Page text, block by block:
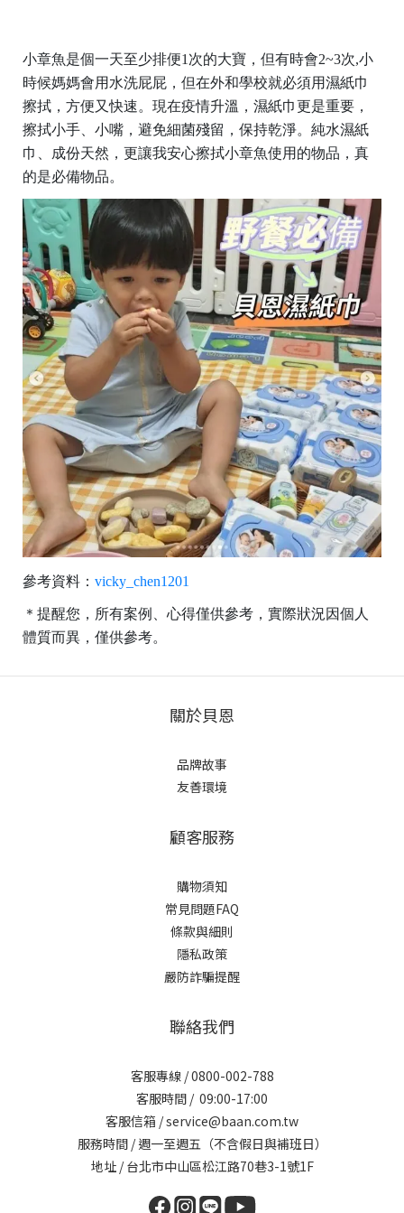
小章魚是個一天至少排便1次的大寶，但有時會2~3次,小
時候媽媽會用水洗屁屁，但在外和學校就必須用濕紙巾
擦拭，方便又快速。現在疫情升溫，濕紙巾更是重要，
擦拭小手、小嘴，避免細菌殘留，保持乾淨。純水濕紙
巾、成份天然，更讓我安心擦拭小章魚使用的物品，真
的是必備物品。
參考資料： vicky_chen1201
＊提醒您，所有案例、心得僅供參考，實際狀況因個人
體質而異，僅供參考。
關於貝恩
品牌故事
友善環境
顧客服務
購物須知
常見問題FAQ
條款與細則
隱私政策
嚴防詐騙提醒
聯絡我們
客服專線 / 0800-002-788
客服時間 / 09:00-17:00
客服信箱 / service@baan.com.tw
服務時間 / 週一至週五（不含假日與補班日）
地址 / 台北市中山區松江路70巷3-1號1F